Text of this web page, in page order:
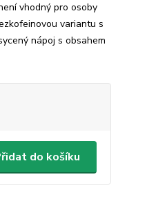
vhodný pro osoby
variantu s
nápoj s obsahem
do košíku